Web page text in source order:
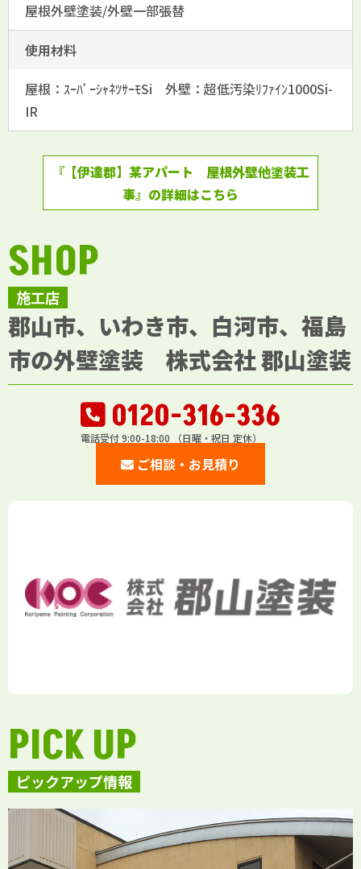
屋根外壁塗装/外壁一部張替
使用材料
屋根：ｽｰﾊﾟｰｼｬﾈﾂｻｰﾓSi 外壁：超低汚染ﾘﾌｧｲﾝ1000Si-
IR
『【伊達郡】某アパート 屋根外壁他塗装工
事』の詳細はこちら
施工店
SHOP
郡山市、いわき市、白河市、福島
市の外壁塗装 株式会社 郡山塗装
0120-316-336
電話受付 9:00-18:00 （日曜・祝日 定休）
ご相談・お見積り
ピックアップ情報
PICK UP